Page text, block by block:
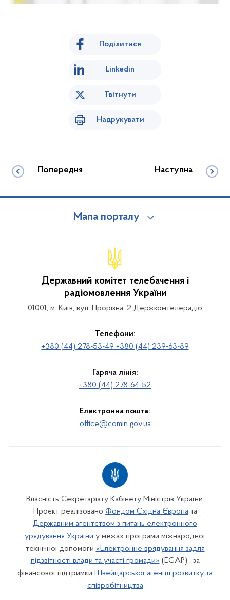
Поділитися
Linkedin
Твітнути
Надрукувати
Попередня Наступна
Мапа порталу
Державний комітет телебачення і
радіомовлення України
01001, м. Київ, вул. Прорізна, 2 Держкомтелерадіо
Телефони:
+380 (44) 278-53-49 +380 (44) 239-63-89
Гаряча лінія:
+380 (44) 278-64-52
Електронна пошта:
office@comin.gov.ua
Власність Секретаріату Кабінету Міністрів України.
Проєкт реалізовано Фондом Східна Європата
Державним агентством з питань електронного
урядування України у межах програми міжнародної
технічної допомоги «Електронне врядування задля
підзвітності влади та участі громади» (EGAP) , за
фінансової підтримки Швейцарської агенції розвитку та
співробітництва